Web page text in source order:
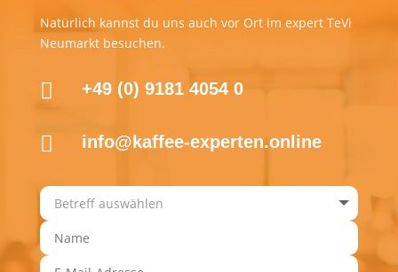
Natürlich kannst du uns auch vor Ort im expert TeVi
Neumarkt besuchen.
 +49 (0) 9181 4054 0
 info@kaffee-experten.online